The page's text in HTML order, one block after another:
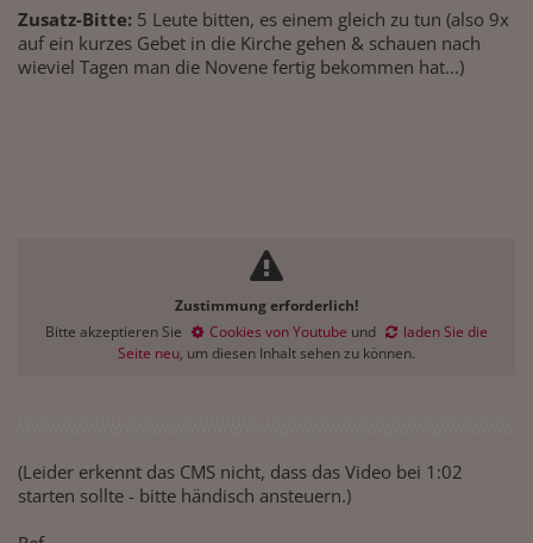
Zusatz-Bitte: 5 Leute bitten, es einem gleich zu tun (also 9x
auf ein kurzes Gebet in die Kirche gehen & schauen nach
wieviel Tagen man die Novene fertig bekommen hat...)
Zustimmung erforderlich!
Bitte akzeptieren Sie
Cookies von Youtube und
laden Sie die
Seite neu, um diesen Inhalt sehen zu können.
(Leider erkennt das CMS nicht, dass das Video bei 1:02
starten sollte - bitte händisch ansteuern.)